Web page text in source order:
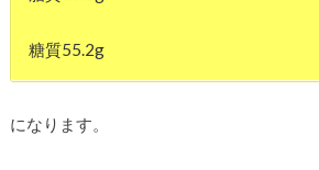
糖質55.2g
になります。